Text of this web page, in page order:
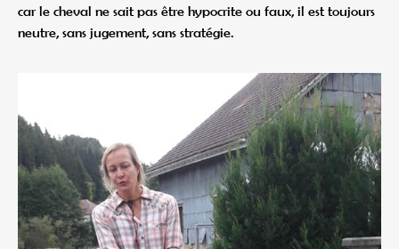
car le cheval ne sait pas être hypocrite ou faux, il est toujours
neutre, sans jugement, sans stratégie.